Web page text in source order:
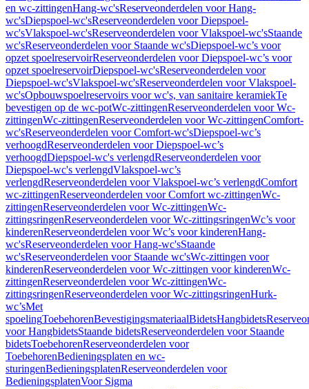
en wc-zittingenHang-wc'sReserveonderdelen voor Hang-
wc'sDiepspoel-wc'sReserveonderdelen voor Diepspoel-
wc'sVlakspoel-wc'sReserveonderdelen voor Vlakspoel-wc'sStaande
wc'sReserveonderdelen voor Staande wc'sDiepspoel-wc’s voor
opzet spoelreservoirReserveonderdelen voor Diepspoel-wc’s voor
opzet spoelreservoirDiepspoel-wc'sReserveonderdelen voor
Diepspoel-wc'sVlakspoel-wc'sReserveonderdelen voor Vlakspoel-
wc'sOpbouwspoelreservoirs voor wc's, van sanitaire keramiekTe
bevestigen op de wc-potWc-zittingenReserveonderdelen voor Wc-
zittingenWc-zittingenReserveonderdelen voor Wc-zittingenComfort-
wc'sReserveonderdelen voor Comfort-wc'sDiepspoel-wc’s
verhoogdReserveonderdelen voor Diepspoel-wc’s
verhoogdDiepspoel-wc's verlengdReserveonderdelen voor
Diepspoel-wc's verlengdVlakspoel-wc’s
verlengdReserveonderdelen voor Vlakspoel-wc’s verlengdComfort
wc-zittingenReserveonderdelen voor Comfort wc-zittingenWc-
zittingenReserveonderdelen voor Wc-zittingenWc-
zittingsringenReserveonderdelen voor Wc-zittingsringenWc’s voor
kinderenReserveonderdelen voor Wc’s voor kinderenHang-
wc'sReserveonderdelen voor Hang-wc'sStaande
wc'sReserveonderdelen voor Staande wc'sWc-zittingen voor
kinderenReserveonderdelen voor Wc-zittingen voor kinderenWc-
zittingenReserveonderdelen voor Wc-zittingenWc-
zittingsringenReserveonderdelen voor Wc-zittingsringenHurk-
wc’sMet
spoelingToebehorenBevestigingsmateriaalBidetsHangbidets
voor HangbidetsStaande bidetsReserveonderdelen voor Staande
bidetsToebehorenReserveonderdelen voor
ToebehorenBedieningsplaten en wc-
sturingenBedieningsplatenReserveonderdelen voor
BedieningsplatenVoor Sigma